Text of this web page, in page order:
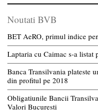
Noutati BVB
BET AeRO, primul indice
Laptaria cu Caimac s-a listat
Banca Transilvania plateste
din profitul pe 2018
Obligatiunile Bancii
Valori Bucuresti